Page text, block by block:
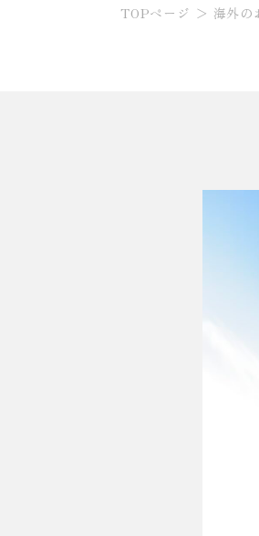
TOPページ 海外の